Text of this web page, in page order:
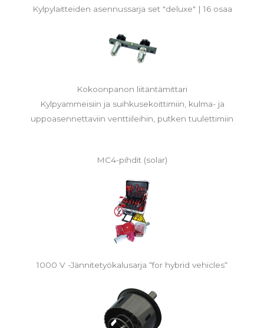
Kylpylaitteiden asennussarja set "deluxe" | 16 osaa
Kokoonpanon liitäntämittari
Kylpyammeisiin ja suihkusekoittimiin, kulma- ja
uppoasennettaviin venttiileihin, putken tuulettimiin
MC4-pihdit (solar)
1000 V -Jännitetyökalusarja “for hybrid vehicles“